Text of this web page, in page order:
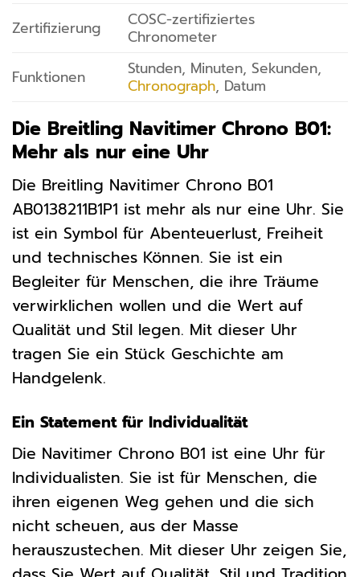
Zertifizierung
COSC-zertifiziertes
Chronometer
Funktionen
Stunden, Minuten, Sekunden,
Chronograph, Datum
Die Breitling Navitimer Chrono B01:
Mehr als nur eine Uhr
Die Breitling Navitimer Chrono B01
AB0138211B1P1 ist mehr als nur eine Uhr. Sie
ist ein Symbol für Abenteuerlust, Freiheit
und technisches Können. Sie ist ein
Begleiter für Menschen, die ihre Träume
verwirklichen wollen und die Wert auf
Qualität und Stil legen. Mit dieser Uhr
tragen Sie ein Stück Geschichte am
Handgelenk.
Ein Statement für Individualität
Die Navitimer Chrono B01 ist eine Uhr für
Individualisten. Sie ist für Menschen, die
ihren eigenen Weg gehen und die sich
nicht scheuen, aus der Masse
herauszustechen. Mit dieser Uhr zeigen Sie,